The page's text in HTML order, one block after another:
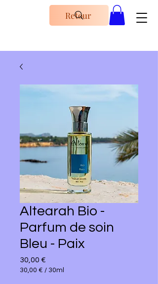
Retour
Altearah Bio -
Parfum de soin
Bleu - Paix
30,00 €
30,00 € / 30ml